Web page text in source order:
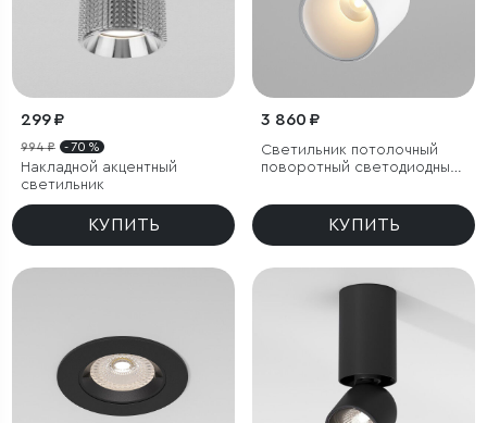
299 ₽
994 ₽ - 70 %
Накладной акцентный
светильник
КУПИТЬ
3 860 ₽
Светильник потолочный
поворотный светодиодный
КУПИТЬ